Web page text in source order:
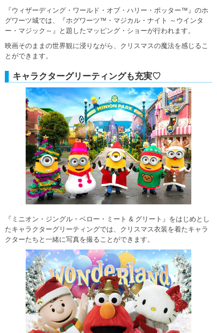
『ウィザーディング・ワールド・オブ・ハリー・ポッター™』のホ
グワーツ城では、『ホグワーツ™・マジカル・ナイト ～ウインタ
ー・マジック～』と題したマッピング・ショーが行われます。
映画そのままの世界観に浸りながら、クリスマスの魔法を感じるこ
とができます。
キャラクターグリーティングも充実♡
『ミニオン・ジングル・ベロー・ミート & グリート』をはじめとし
たキャラクターグリーティングでは、クリスマス衣装を着たキャラ
クターたちと一緒に写真を撮ることができます。